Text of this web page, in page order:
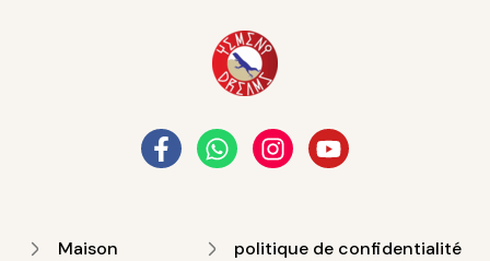
Maison
politique de confidentialité